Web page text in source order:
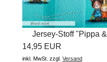
Jersey-Stoff "Pippa &
Arved...
14,95 EUR
inkl. MwSt. zzgl. Versand